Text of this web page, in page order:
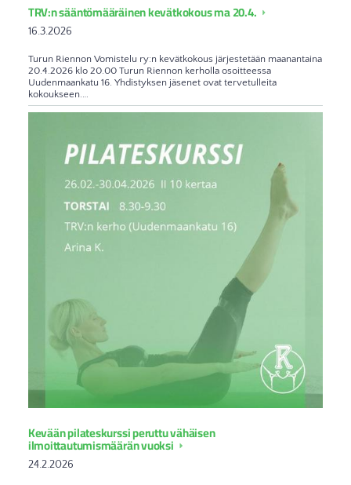
TRV:n sääntömääräinen kevätkokous ma 20.4.
16.3.2026
Turun Riennon Vomistelu ry:n kevätkokous järjestetään maanantaina
20.4.2026 klo 20.00 Turun Riennon kerholla osoitteessa
Uudenmaankatu 16. Yhdistyksen jäsenet ovat tervetulleita
kokoukseen.…
Kevään pilateskurssi peruttu vähäisen
ilmoittautumismäärän vuoksi
24.2.2026